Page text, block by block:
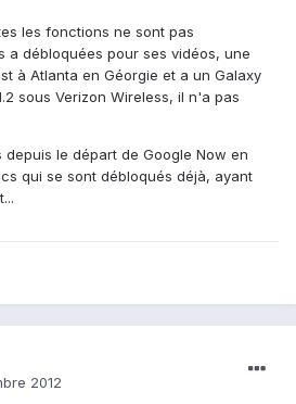
les fonctions ne sont pas
a débloquées pour ses vidéos, une
à Atlanta en Géorgie et a un Galaxy
sous Verizon Wireless, il n'a pas
le départ de Google Now en
qui se sont débloqués déjà, ayant
2012